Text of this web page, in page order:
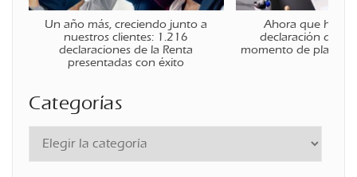
Un año más, creciendo junto a
nuestros clientes: 1.216
declaraciones de la Renta
presentadas con éxito
Ahora que ha
declaración de la
momento de
Categorías